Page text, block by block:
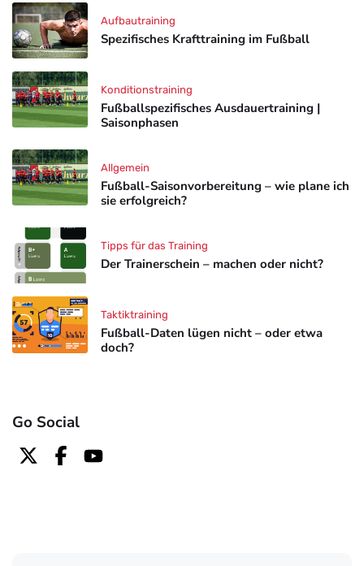
Spezifisches Krafttraining im Fußball
Aufbautraining
Fußballspezifisches Ausdauertraining |
Saisonphasen
Konditionstraining
Fußball-Saisonvorbereitung – wie plane ich
sie erfolgreich?
Allgemein
Der Trainerschein – machen oder nicht?
Tipps für das Training
Fußball-Daten lügen nicht – oder etwa
doch?
Taktiktraining
Go Social